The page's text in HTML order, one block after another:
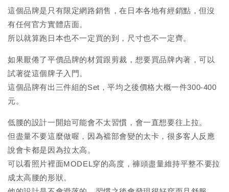
這個品牌是只有限定網路銷售，在日本各地有經銷點，但沒
有任何官方實體店面。
所以就算跑日本也不一定買的到，尺寸也不一定齊。
如果厭倦了平價品牌的材質跟剪裁，想要買品牌內著，可以
試著從這個牌子入門。
這個品牌有出三件組的Set，平均之後價格大概一件300-400
元。
低腰的設計一開始可能會不太習慣，會一直想要往上拉。
但盡量不要這麼做喔，因為襠部會變的太卡，很多客人反應
說會卡都是因為拉太高。
可以看照片裡面MODEL穿的高度，褲頭盡量維持平整不要拉
成太高腰的形狀。